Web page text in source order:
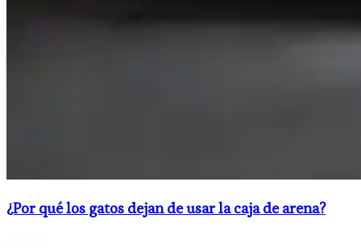
¿Por qué los gatos dejan de usar la caja de arena?